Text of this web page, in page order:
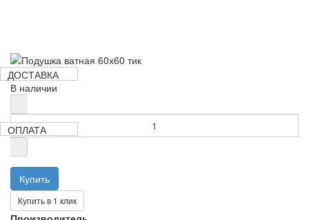
125 руб
В наличии
Купить в 1 клик
ДОСТАВКА
ОПЛАТА